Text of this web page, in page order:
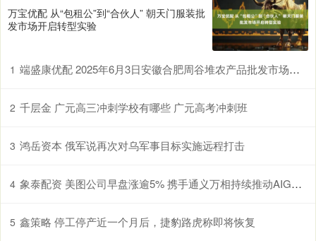
万宝优配 从“包租公”到“合伙人” 朝天门服装批
发市场开启转型实验
1 端盛康优配 2025年6月3日安徽合肥周谷堆农产品批发市场价格行情
2 千层金 广元高三冲刺学校有哪些 广元高考冲刺班
3 鸿岳资本 俄军说再次对乌军事目标实施远程打击
4 象泰配资 美图公司早盘涨逾5% 携手通义万相持续推动AIGC技术在多领域产业化落地
5 鑫策略 停工停产近一个月后，捷豹路虎称即将恢复